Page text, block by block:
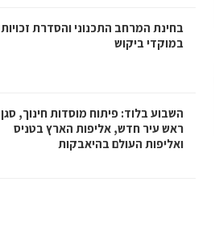
בחינת המרחב התכנוני והסדרת זכויות
במוקדי ביקוש
השבוע בלוד: פיתוח מוסדות חינוך, סגן
ראש עיר חדש, אליפות הארץ בטניס
ואליפות העולם בהיאבקות